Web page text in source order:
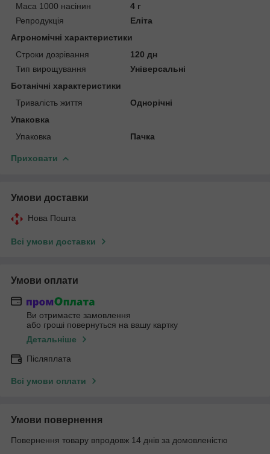
Маса 1000 насінин
4 г
Репродукція
Еліта
Агрономічні характеристики
Строки дозрівання
120 дн
Тип вирощування
Універсальні
Ботанічні характеристики
Тривалість життя
Однорічні
Упаковка
Упаковка
Пачка
Приховати
Умови доставки
Нова Пошта
Всі умови доставки
Умови оплати
Ви отримаєте замовлення
або гроші повернуться на вашу картку
Детальніше
Післяплата
Всі умови оплати
Умови повернення
Повернення товару впродовж 14 днів за домовленістю